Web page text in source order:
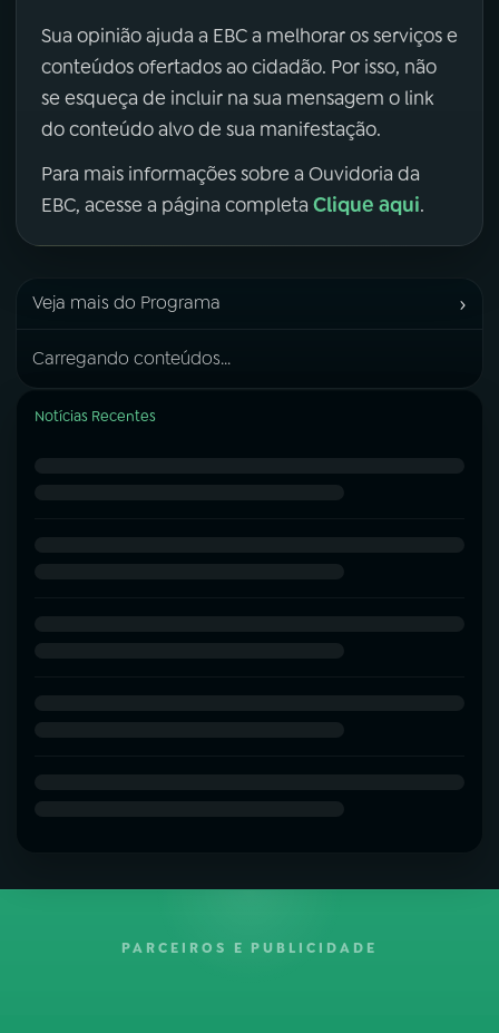
Sua opinião ajuda a EBC a melhorar os serviços e
conteúdos ofertados ao cidadão. Por isso, não
se esqueça de incluir na sua mensagem o link
do conteúdo alvo de sua manifestação.
Para mais informações sobre a Ouvidoria da
EBC, acesse a página completa Clique aqui.
Veja mais do Programa ›
Carregando conteúdos...
Notícias Recentes
PARCEIROS E PUBLICIDADE